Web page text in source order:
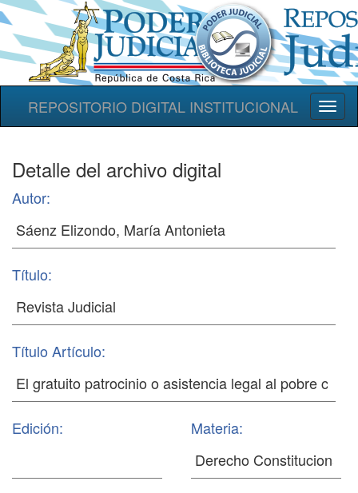
REPOSITORIO DIGITAL INSTITUCIONAL
Detalle del archivo digital
Autor:
Título:
Título Artículo:
Edición: Materia: